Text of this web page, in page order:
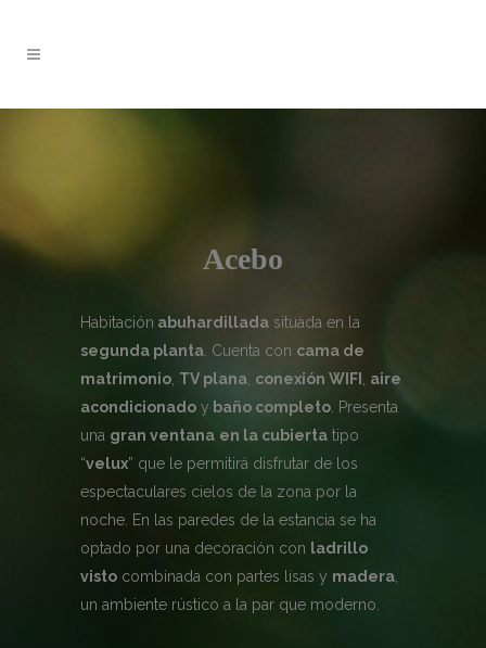
Acebo
Habitación abuhardillada situada en la
segunda planta . Cuenta con cama de
matrimonio TV plana conexión WIFI
aire
acondicionado y baño completo . Presenta
una gran ventana en la cubierta tipo
“velux” que le permitirá disfrutar de los
espectaculares cielos de la zona por la
noche. En las paredes de la estancia se ha
optado por una decoración con ladrillo
visto combinada con partes lisas y madera
un ambiente rústico a la par que moderno.